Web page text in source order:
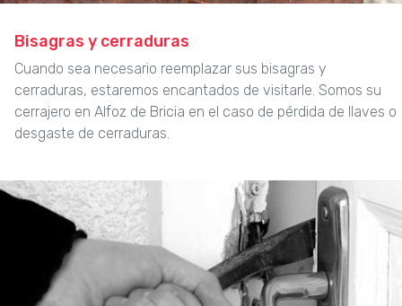
Bisagras y cerraduras
Cuando sea necesario reemplazar sus bisagras y
cerraduras, estaremos encantados de visitarle. Somos su
cerrajero en Alfoz de Bricia en el caso de pérdida de llaves o
desgaste de cerraduras.